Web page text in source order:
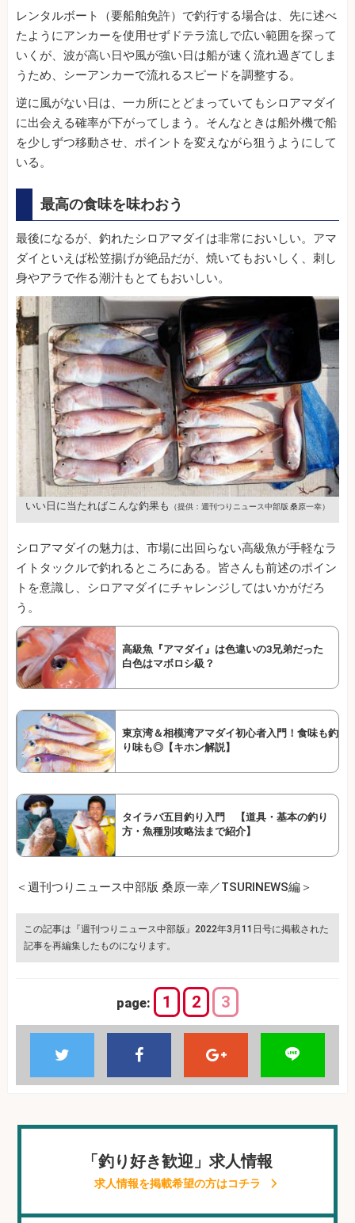
レンタルボート（要船舶免許）で釣行する場合は、先に述べ
たようにアンカーを使用せずドテラ流しで広い範囲を探って
いくが、波が高い日や風が強い日は船が速く流れ過ぎてしま
うため、シーアンカーで流れるスピードを調整する。
逆に風がない日は、一カ所にとどまっていてもシロアマダイ
に出会える確率が下がってしまう。そんなときは船外機で船
を少しずつ移動させ、ポイントを変えながら狙うようにして
いる。
最高の食味を味わおう
最後になるが、釣れたシロアマダイは非常においしい。アマ
ダイといえば松笠揚げが絶品だが、焼いてもおいしく、刺し
身やアラで作る潮汁もとてもおいしい。
いい日に当たればこんな釣果も （提供：週刊つりニュース中部版 桑原一幸）
シロアマダイの魅力は、市場に出回らない高級魚が手軽なラ
イトタックルで釣れるところにある。皆さんも前述のポイン
トを意識し、シロアマダイにチャレンジしてはいかがだろ
う。
高級魚『アマダイ』は色違いの3兄弟だった
白色はマボロシ級？
東京湾＆相模湾アマダイ初心者入門！食味も釣
り味も◎【キホン解説】
タイラバ五目釣り入門 【道具・基本の釣り
方・魚種別攻略法まで紹介】
＜週刊つりニュース中部版 桑原一幸／TSURINEWS編＞
この記事は『週刊つりニュース中部版』2022年3月11日号に掲載された
記事を再編集したものになります。
page: 1 2 3
「釣り好き歓迎」求人情報
求人情報を掲載希望の方はコチラ